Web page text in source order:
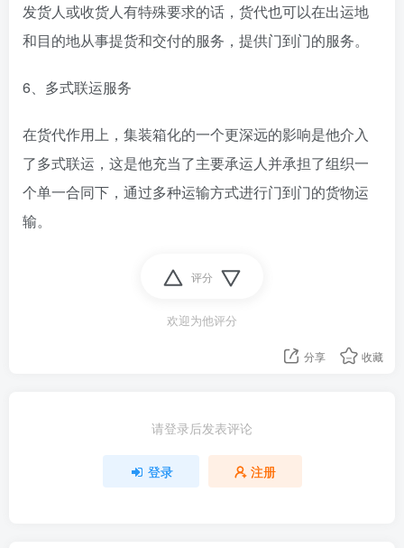
发货人或收货人有特殊要求的话，货代也可以在出运地
和目的地从事提货和交付的服务，提供门到门的服务。
6、多式联运服务
在货代作用上，集装箱化的一个更深远的影响是他介入
了多式联运，这是他充当了主要承运人并承担了组织一
个单一合同下，通过多种运输方式进行门到门的货物运
输。
评分
欢迎为他评分
分享 收藏
请登录后发表评论
登录 注册